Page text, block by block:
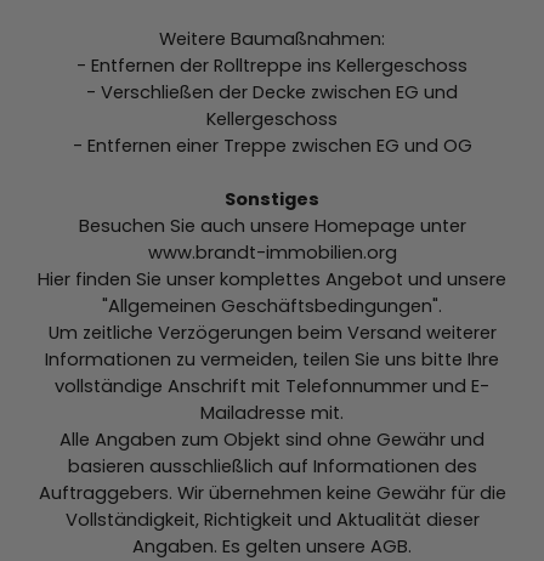
Weitere Baumaßnahmen:
- Entfernen der Rolltreppe ins Kellergeschoss
- Verschließen der Decke zwischen EG und
Kellergeschoss
- Entfernen einer Treppe zwischen EG und OG
Sonstiges
Besuchen Sie auch unsere Homepage unter
www.brandt-immobilien.org
Hier finden Sie unser komplettes Angebot und unsere
"Allgemeinen Geschäftsbedingungen".
Um zeitliche Verzögerungen beim Versand weiterer
Informationen zu vermeiden, teilen Sie uns bitte Ihre
vollständige Anschrift mit Telefonnummer und E-
Mailadresse mit.
Alle Angaben zum Objekt sind ohne Gewähr und
basieren ausschließlich auf Informationen des
Auftraggebers. Wir übernehmen keine Gewähr für die
Vollständigkeit, Richtigkeit und Aktualität dieser
Angaben. Es gelten unsere AGB.